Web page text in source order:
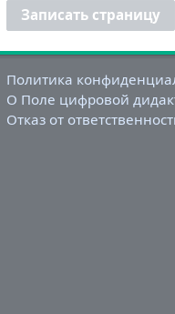
Записать страницу
Политика
О Поле цифровой
Отказ от